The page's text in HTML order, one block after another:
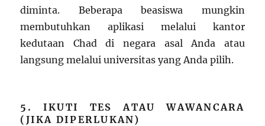
diminta. Beberapa beasiswa mungkin
membutuhkan aplikasi melalui kantor
kedutaan Chad di negara asal Anda atau
langsung melalui universitas yang Anda pilih.
5. IKUTI TES ATAU WAWANCARA
(JIKA DIPERLUKAN)